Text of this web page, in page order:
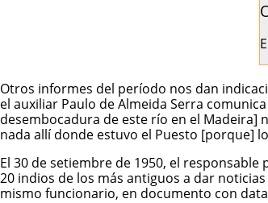
Otros informes del período nos dan
el auxiliar Paulo de Almeida Serra
desembocadura de este río en el Madeira]
nada allí donde estuvo el Puesto [porque]
El 30 de setiembre de 1950, el
20 indios de los más antiguos a dar
mismo funcionario, en documento con